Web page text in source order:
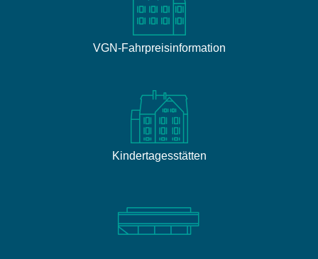
VGN-Fahrpreisinformation
Kindertagesstätten